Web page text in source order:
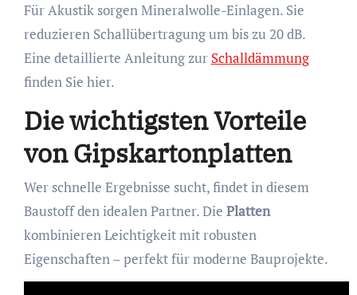
Für Akustik sorgen Mineralwolle-Einlagen. Sie
reduzieren Schallübertragung um bis zu 20 dB.
Eine detaillierte Anleitung zur Schalldämmung
finden Sie hier.
Die wichtigsten Vorteile
von Gipskartonplatten
Wer schnelle Ergebnisse sucht, findet in diesem
Baustoff den idealen Partner. Die Platten
kombinieren Leichtigkeit mit robusten
Eigenschaften – perfekt für moderne Bauprojekte.